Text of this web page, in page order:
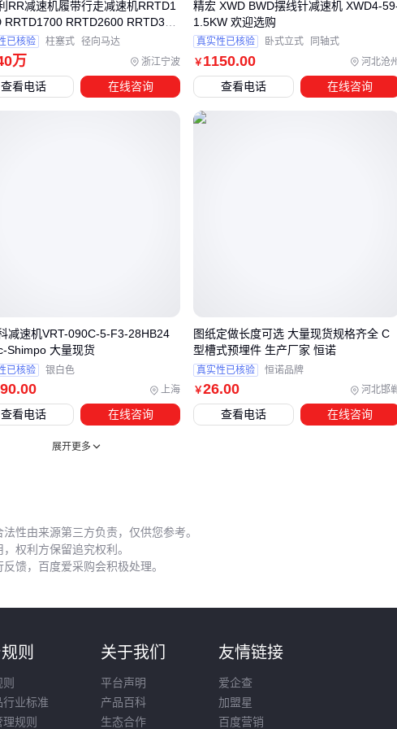
四、为什么同样的CWS400减速机，实际效果却差很
多？
选对CWS400减速机只是第一步，配套设备的匹配度往往决定
了最终使用效果。 比如在粉尘较大的矿山或建材车间，如果没
，内部齿轮会因粉尘侵入加速磨损，
命。例如某水泥厂在升级防尘罩和润滑系统后，同型号减速机
的维护周期延长了30%以上。
五、这些日常操作正在悄悄损耗你的减速机
入。最常见的问题是润滑管理：
过度润滑反而会增加运转阻力，加速轴承磨损
振动监测是另一个易被忽视的环节。建议在
记住：每次停机检修时，顺手清理减速机防护罩
CWS400减速机的选型决策应该分三步走：先根据扭矩和转速
匹配基础型号，再针对粉尘、湿度等环境因素选择防护方案，
万 浙江宁波
RR减速机履带行走减速机RRTD1
RRTD1700 RRTD2600 RRTD360
已核验 柱塞式 径向马达
查看电话 在线咨询
￥1150.00 河北沧
精宏 XWD BWD摆线针减速机 XWD4-
1.5KW 欢迎选购
真实性已核验 卧式立式 同轴式
查看电话 在线咨询
.00 上海
减速机VRT-090C-5-F3-28HB24
Shimpo 大量现货
已核验 银白色
查看电话 在线咨询
￥26.00 河北邯
图纸定做长度可选 大量现货规格齐全 C
型槽式预埋件 生产厂家 恒诺
真实性已核验 恒诺品牌
查看电话 在线咨询
展开更多
性由来源第三方负责，仅供您参考。
权利方保留追究权利。
馈，百度爱采购会积极处理。
则
行业标准
规则
关于我们
平台声明
产品百科
生态合作
友情链接
爱企查
加盟星
百度营销